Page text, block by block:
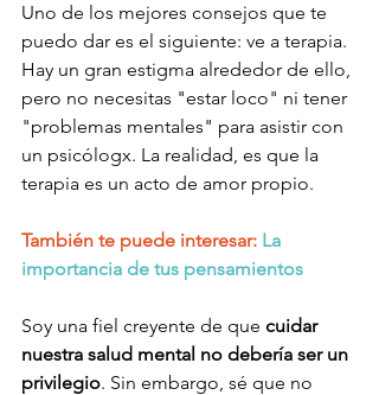
Uno de los mejores consejos que te
puedo dar es el siguiente: ve a terapia.
Hay un gran estigma alrededor de ello,
pero no necesitas "estar loco" ni tener
"problemas mentales" para asistir con
un psicólogx. La realidad, es que la
terapia es un acto de amor propio.
También te puede interesar: La
importancia de tus pensamientos
Soy una fiel creyente de que cuidar
nuestra salud mental no debería ser un
privilegio. Sin embargo, sé que no